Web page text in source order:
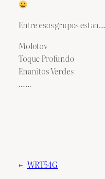
Entre esos grupos estan…
Molotov
Toque Profundo
Enanitos Verdes
……
← WRT54G